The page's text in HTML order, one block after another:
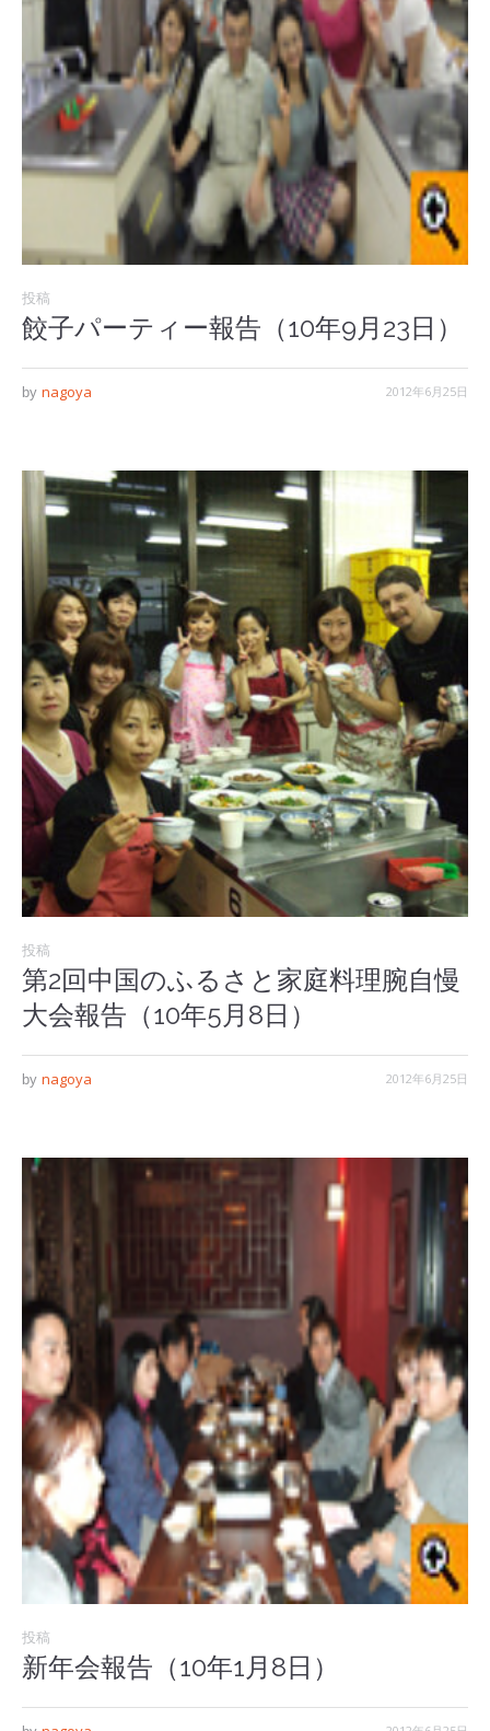
投稿
餃子パーティー報告（10年9月23日）
2012年6月25日
by nagoya
投稿
第2回中国のふるさと家庭料理腕自慢
大会報告（10年5月8日）
2012年6月25日
by nagoya
投稿
新年会報告（10年1月8日）